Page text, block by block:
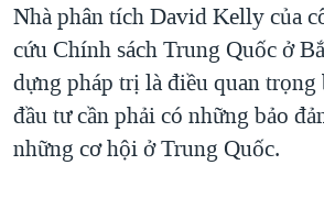
Nhà phân tích David Kelly của
cứu Chính sách Trung Quốc ở
dựng pháp trị là điều quan trọng
đầu tư cần phải có những bảo
những cơ hội ở Trung Quốc.